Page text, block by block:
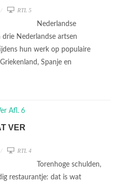
RTL 5
Nederlandse
drie Nederlandse artsen
hun werk op populaire
Spanje en
VER
RTL 4
Torenhoge schulden,
restaurantje: dat is wat